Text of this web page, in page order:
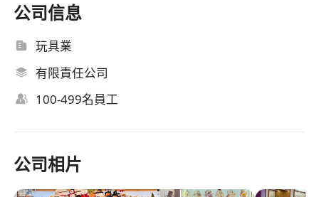
公司信息
玩具業
有限責任公司
100-499名員工
公司相片